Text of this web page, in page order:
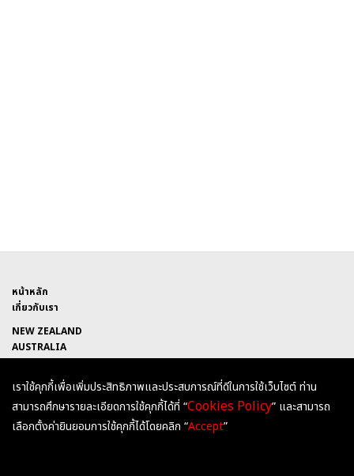
หน้าหลัก
เกี่ยวกับเรา
NEW ZEALAND
AUSTRALIA
UNITED KINGDOM
HEARTSANDMINDSEDUCATION
@HEARTSANDMINDS
เราใช้คุกกี้เพื่อเพิ่มประสิทธิภาพและประสบการณ์ที่ดีในการใช้เว็บไซต์ ท่าน
สามารถศึกษารายละเอียดการใช้คุกกี้ได้ที่ “Cookies Policy” และสามารถ
เลือกตั้งค่ายินยอมการใช้คุกกี้ได้โดยคลิก “Accept”